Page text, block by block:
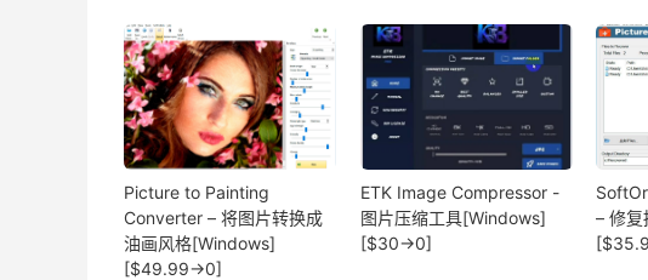
Picture to Painting
Converter – 将图片转换成
油画风格[Windows]
[$49.99→0]
ETK Image Compressor -
图片压缩工具[Windows]
[$30→0]
– 修